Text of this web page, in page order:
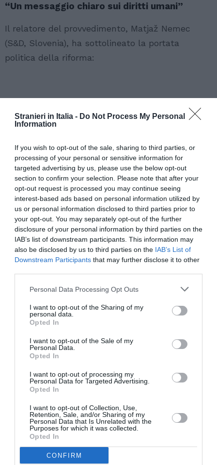
Stranieri in Italia - Do Not Process My Personal
Information
If you wish to opt-out of the sale, sharing to third parties, or
processing of your personal or sensitive information for
targeted advertising by us, please use the below opt-out
section to confirm your selection. Please note that after your
opt-out request is processed you may continue seeing
interest-based ads based on personal information utilized by
us or personal information disclosed to third parties prior to
your opt-out. You may separately opt-out of the further
disclosure of your personal information by third parties on the
IAB’s list of downstream participants. This information may
also be disclosed by us to third parties on the IAB’s List of
Downstream Participants that may further disclose it to other
Personal Data Processing Opt Outs
I want to opt-out of the Sharing of my
personal data.
Opted In
I want to opt-out of the Sale of my
Personal Data.
Opted In
I want to opt-out of processing my
Personal Data for Targeted Advertising.
Opted In
I want to opt-out of Collection, Use,
Retention, Sale, and/or Sharing of my
Personal Data that Is Unrelated with the
Purposes for which it was collected.
Opted In
CONFIRM
“Un messaggio chiaro sui diritti umani”
Il relatore del provvedimento, Matjaž Nemec
(S&D, Slovenia), ha sottolineato la portata
politica della riforma:
“L’Europa resta il continente più
visitato al mondo, sia dai turisti
che dai viaggiatori d’affari, e la
nostra politica dei visti è uno dei
più forti strumenti di politica
estera di cui disponiamo. Con un
meccanismo di sospensione
modernizzato, l’UE potrà reagire a
gravi violazioni dei diritti umani e